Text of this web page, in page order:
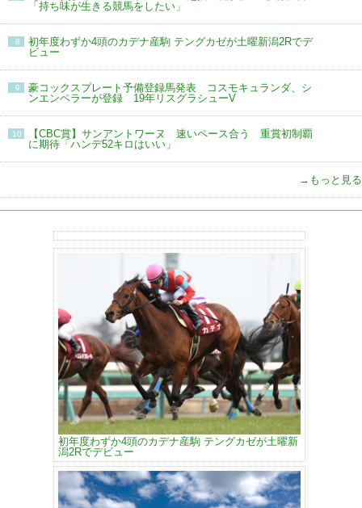
「持ち味が生きる競馬をしたい」
8
初年度わずか4頭のカデナ産駒 テングカゼが土曜新潟2Rでデ
ビュー
9
豪コックスプレート予備登録馬発表 コスモキュランダ、シ
ンエンペラーが登録 19年リスグラシューV
10
【CBC賞】サンアントワーヌ 速いペース合う 重賞初制覇
に期待「ハンデ52キロはいい」
→もっと見る
初年度わずか4頭のカデナ産駒 テングカゼが土曜新
潟2Rでデビュー